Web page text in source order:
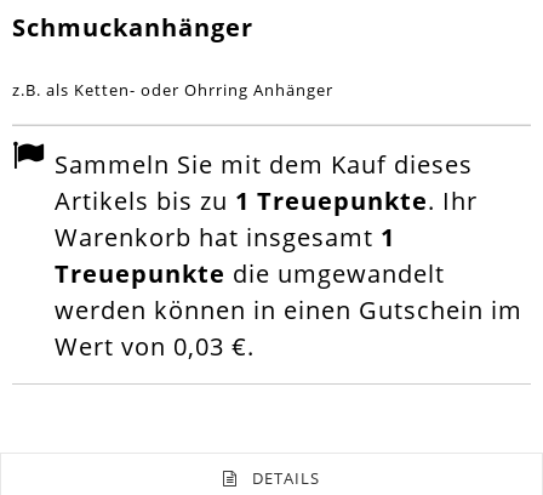
Schmuckanhänger
z.B. als Ketten- oder Ohrring Anhänger
Sammeln Sie mit dem Kauf dieses
Artikels bis zu 1 Treuepunkte. Ihr
Warenkorb hat insgesamt 1
Treuepunkte die umgewandelt
werden können in einen Gutschein im
Wert von 0,03 €.
DETAILS